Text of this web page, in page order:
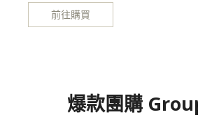
前往購買
爆款團購